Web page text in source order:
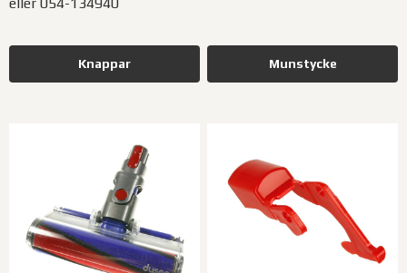
Knappar Munstycke